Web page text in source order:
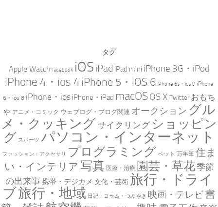
タグ
Apple Watch facebook iOS iPad iPad mini iPhone 3G・iPod
iPhone 4・ios 4iPhone 5・iOS 6 iPhone 6s・ios 9 iPhone
6・ios 8 iPhone・ios iPhone・iPad macOS OS X Twitter おもち
ゃ アニメ・コミック ウェブログ・ブログ関連 オークション グル
メ・クッキングサイクリング ショッピン
グ スポーツ パソコン・インターネット
ファッション・アクセサリ プログラミング ペット 万年筆 住ま
い・インテリア 写真 医療・治療 園芸・草花季節
の出来事携帯・デジカメ 文化・芸術 旅行・ドライ
ブ旅行・地域 日記・コラム・つぶやき 映画・テレビ書